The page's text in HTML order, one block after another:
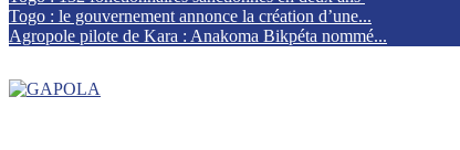
Togo : le gouvernement annonce la création d’une...
Agropole pilote de Kara : Anakoma Bikpéta nommé...